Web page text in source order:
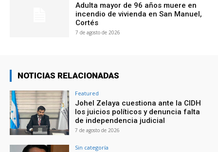
Adulta mayor de 96 años muere en
incendio de vivienda en San Manuel,
Cortés
7 de agosto de 2026
NOTICIAS RELACIONADAS
Featured
Johel Zelaya cuestiona ante la CIDH
los juicios políticos y denuncia falta
de independencia judicial
7 de agosto de 2026
Sin categoría